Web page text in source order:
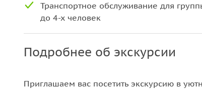
Транспортное обслуживание для
до 4-х человек
Подробнее об экскурсии
Приглашаем вас посетить экскурсию в